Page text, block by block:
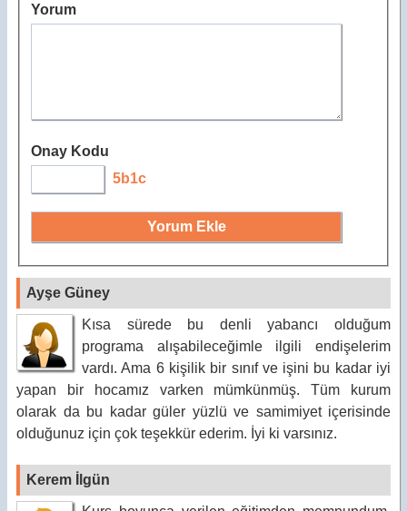
Yorum
Onay Kodu
5b1c
Ayşe Güney
Kısa sürede bu denli yabancı olduğum
programa alışabileceğimle ilgili endişelerim
vardı. Ama 6 kişilik bir sınıf ve işini bu kadar iyi
yapan bir hocamız varken mümkünmüş. Tüm kurum
olarak da bu kadar güler yüzlü ve samimiyet içerisinde
olduğunuz için çok teşekkür ederim. İyi ki varsınız.
Kerem İlgün